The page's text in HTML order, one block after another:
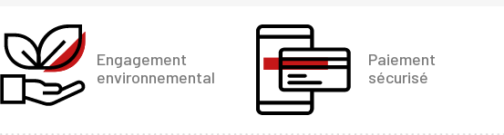
Engagement
environnemental
Paiement
sécurisé